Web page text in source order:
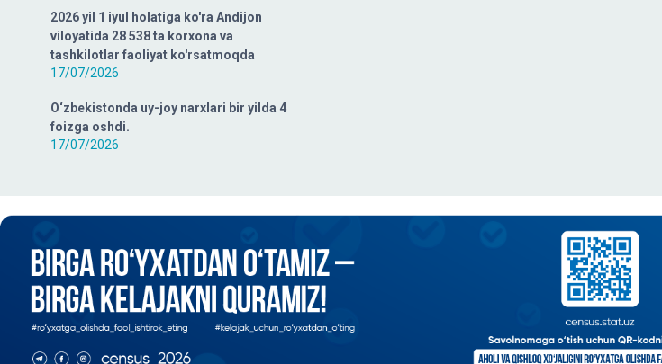
2026 yil 1 iyul holatiga ko'ra Andijon
viloyatida 28 538 ta korxona va
tashkilotlar faoliyat ko'rsatmoqda
17/07/2026
O‘zbekistonda uy-joy narxlari bir yilda 4
foizga oshdi.
17/07/2026